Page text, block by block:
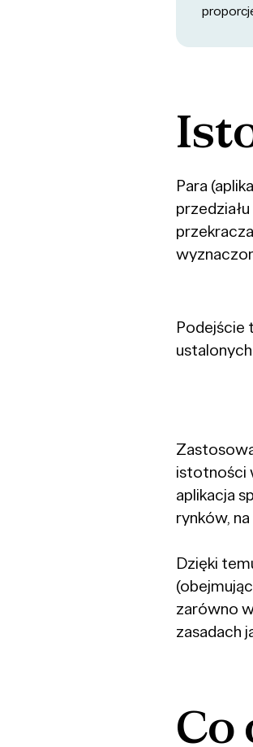
Para
Podejście
istotności
aplikacja
rynków,
Dzięki
zarówno
zasadach
Co